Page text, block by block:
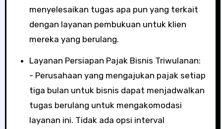
menyelesaikan tugas apa pun yang terkait
dengan layanan pembukuan untuk klien
mereka yang berulang.
Layanan Persiapan Pajak Bisnis Triwulanan:
- Perusahaan yang mengajukan pajak setiap
tiga bulan untuk bisnis dapat menjadwalkan
tugas berulang untuk mengakomodasi
layanan ini. Tidak ada opsi interval